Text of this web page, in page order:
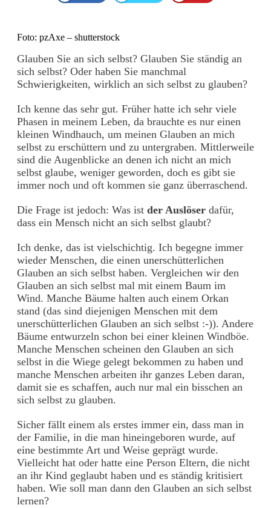
Foto: pzAxe – shutterstock
Glauben Sie an sich selbst? Glauben Sie ständig an
sich selbst? Oder haben Sie manchmal
Schwierigkeiten, wirklich an sich selbst zu glauben?
Ich kenne das sehr gut. Früher hatte ich sehr viele
Phasen in meinem Leben, da brauchte es nur einen
kleinen Windhauch, um meinen Glauben an mich
selbst zu erschüttern und zu untergraben. Mittlerweile
sind die Augenblicke an denen ich nicht an mich
selbst glaube, weniger geworden, doch es gibt sie
immer noch und oft kommen sie ganz überraschend.
Die Frage ist jedoch: Was ist der Auslöser dafür,
dass ein Mensch nicht an sich selbst glaubt?
Ich denke, das ist vielschichtig. Ich begegne immer
wieder Menschen, die einen unerschütterlichen
Glauben an sich selbst haben. Vergleichen wir den
Glauben an sich selbst mal mit einem Baum im
Wind. Manche Bäume halten auch einem Orkan
stand (das sind diejenigen Menschen mit dem
unerschütterlichen Glauben an sich selbst :-)). Andere
Bäume entwurzeln schon bei einer kleinen Windböe.
Manche Menschen scheinen den Glauben an sich
selbst in die Wiege gelegt bekommen zu haben und
manche Menschen arbeiten ihr ganzes Leben daran,
damit sie es schaffen, auch nur mal ein bisschen an
sich selbst zu glauben.
Sicher fällt einem als erstes immer ein, dass man in
der Familie, in die man hineingeboren wurde, auf
eine bestimmte Art und Weise geprägt wurde.
Vielleicht hat oder hatte eine Person Eltern, die nicht
an ihr Kind geglaubt haben und es ständig kritisiert
haben. Wie soll man dann den Glauben an sich selbst
lernen?